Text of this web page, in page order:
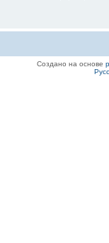
Создано на основе